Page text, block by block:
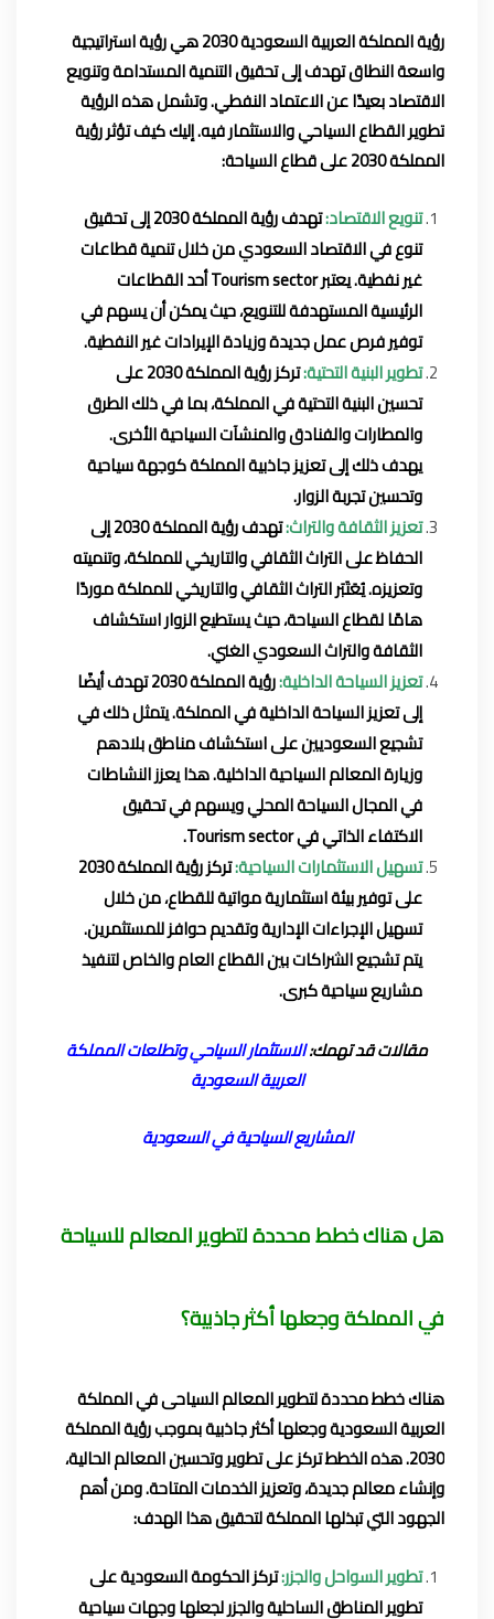
رؤية المملكة العربية السعودية 2030 هي رؤية استراتيجية
واسعة النطاق تهدف إلى تحقيق التنمية المستدامة وتنويع
الاقتصاد بعيدًا عن الاعتماد النفطي. وتشمل هذه الرؤية
تطوير القطاع السياحي والاستثمار فيه. إليك كيف تؤثر رؤية
المملكة 2030 على قطاع السياحة:
تنويع الاقتصاد:
تهدف رؤية المملكة 2030 إلى تحقيق
تنوع في الاقتصاد السعودي من خلال تنمية قطاعات
غير نفطية. يعتبر Tourism sector أحد القطاعات
الرئيسية المستهدفة للتنويع، حيث يمكن أن يسهم في
توفير فرص عمل جديدة وزيادة الإيرادات غير النفطية.
تطوير البنية التحتية:
تركز رؤية المملكة 2030 على
تحسين البنية التحتية في المملكة، بما في ذلك الطرق
والمطارات والفنادق والمنشآت السياحية الأخرى.
يهدف ذلك إلى تعزيز جاذبية المملكة كوجهة سياحية
وتحسين تجربة الزوار.
تعزيز الثقافة والتراث:
تهدف رؤية المملكة 2030 إلى
الحفاظ على التراث الثقافي والتاريخي للمملكة، وتنميته
وتعزيزه. يُعَتَبَر التراث الثقافي والتاريخي للمملكة موردًا
هامًا لقطاع السياحة، حيث يستطيع الزوار استكشاف
الثقافة والتراث السعودي الغني.
تعزيز السياحة الداخلية:
رؤية المملكة 2030 تهدف أيضًا
إلى تعزيز السياحة الداخلية في المملكة. يتمثل ذلك في
تشجيع السعوديين على استكشاف مناطق بلادهم
وزيارة المعالم السياحية الداخلية. هذا يعزز النشاطات
في المجال السياحة المحلي ويسهم في تحقيق
الاكتفاء الذاتي في Tourism sector.
تسهيل الاستثمارات السياحية:
تركز رؤية المملكة 2030
على توفير بيئة استثمارية مواتية للقطاع، من خلال
تسهيل الإجراءات الإدارية وتقديم حوافز للمستثمرين.
يتم تشجيع الشراكات بين القطاع العام والخاص لتنفيذ
مشاريع سياحية كبرى.
مقالات قد تهمك:الاستثمار السياحي وتطلعات المملكة
العربية السعودية
المشاريع السياحية في السعودية
هل هناك خطط محددة لتطوير المعالم للسياحة
في المملكة وجعلها أكثر جاذبية؟
هناك خطط محددة لتطوير المعالم السياحى في المملكة
العربية السعودية وجعلها أكثر جاذبية بموجب رؤية المملكة
2030. هذه الخطط تركز على تطوير وتحسين المعالم الحالية،
وإنشاء معالم جديدة، وتعزيز الخدمات المتاحة. ومن أهم
الجهود التي تبذلها المملكة لتحقيق هذا الهدف:
تطوير السواحل والجزر:تركز الحكومة السعودية على
تطوير المناطق الساحلية والجزر لجعلها وجهات سياحية